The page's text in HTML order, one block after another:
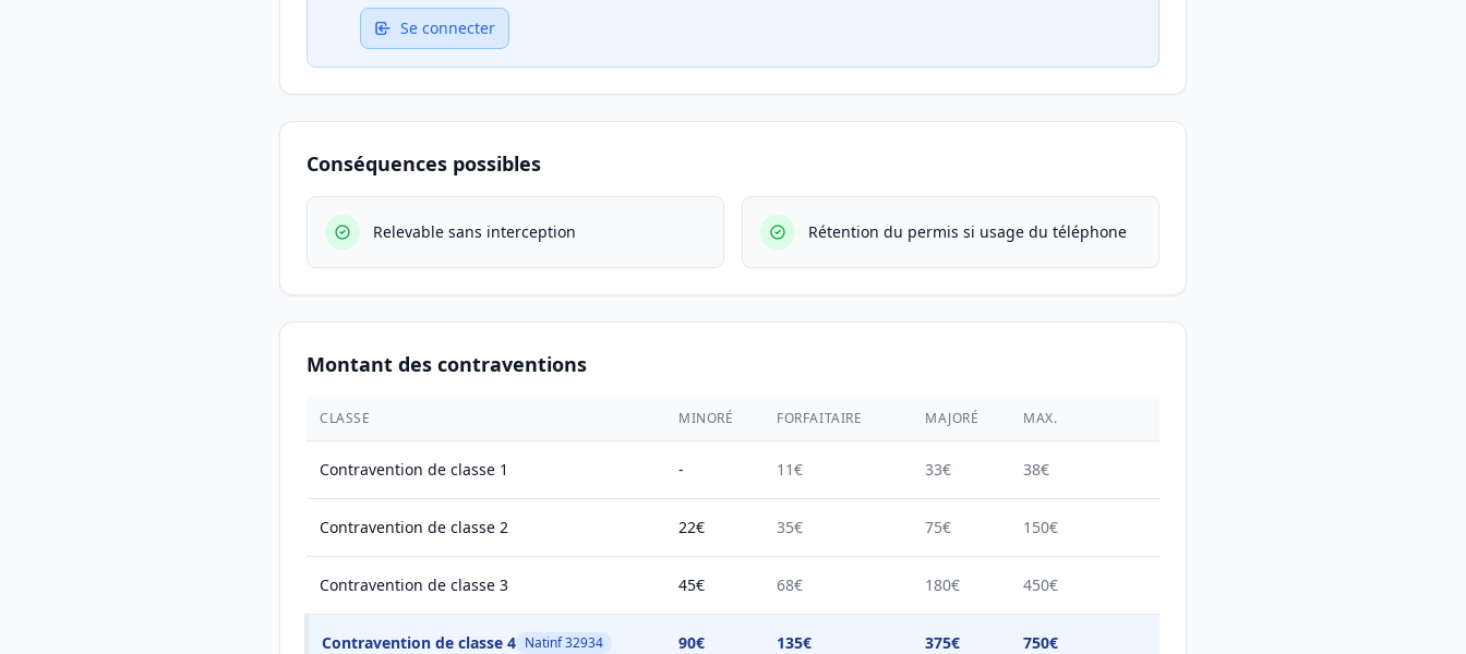
Se connecter
Conséquences possibles
Relevable sans interception Rétention du permis si usage du téléphone
Montant des contraventions
CLASSE MINORÉ FORFAITAIRE MAJORÉ MAX.
Contravention de classe 1 - 11€ 33€ 38€
Contravention de classe 2 22€ 35€ 75€ 150€
Contravention de classe 3 45€ 68€ 180€ 450€
Contravention de classe 4 Natinf 32934 90€ 135€ 375€ 750€